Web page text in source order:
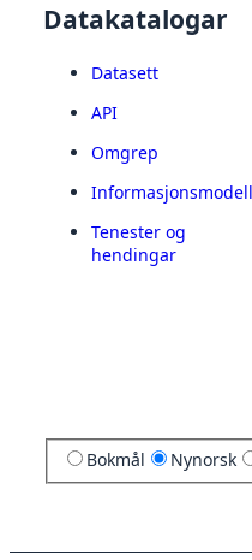
Datakatalogar
Datasett
API
Omgrep
Tenester og
hendingar
Bokmål Nynorsk